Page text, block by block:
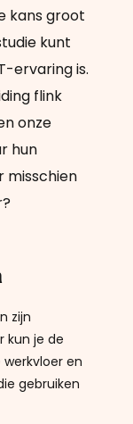
kans groot
kunt
ervaring is.
flink
onze
hun
misschien
zijn
kun je de
en
gebruiken